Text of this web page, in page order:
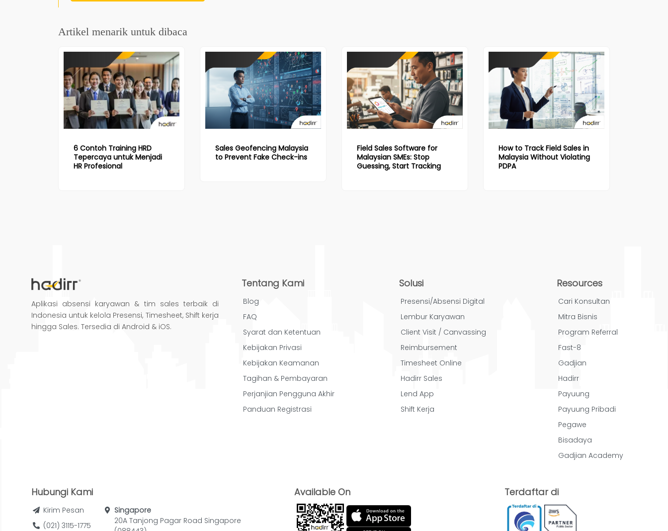
Artikel menarik untuk dibaca
6 Contoh Training HRD
Tepercaya untuk Menjadi
HR Profesional
Sales Geofencing Malaysia
to Prevent Fake Check-ins
Field Sales Software for
Malaysian SMEs: Stop
Guessing, Start Tracking
How to Track Field Sales in
Malaysia Without Violating
PDPA
Aplikasi absensi karyawan & tim sales terbaik di
Indonesia untuk kelola Presensi, Timesheet, Shift kerja
hingga Sales. Tersedia di Android & iOS.
Tentang Kami
Blog
FAQ
Syarat dan Ketentuan
Kebijakan Privasi
Kebijakan Keamanan
Tagihan & Pembayaran
Perjanjian Pengguna Akhir
Panduan Registrasi
Solusi
Presensi/Absensi Digital
Lembur Karyawan
Client Visit / Canvassing
Reimbursement
Timesheet Online
Hadirr Sales
Lend App
Shift Kerja
Resources
Cari Konsultan
Mitra Bisnis
Program Referral
Fast-8
Gadjian
Hadirr
Payuung
Payuung Pribadi
Pegawe
Bisadaya
Gadjian Academy
Hubungi Kami
Kirim Pesan
(021) 3115-1775
Singapore
20A Tanjong Pagar Road Singapore
Available On Terdaftar di